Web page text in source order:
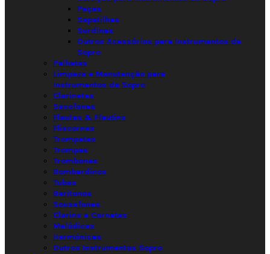
Peças
Sapatilhas
Surdinas
Outros Acessórios para Instrumentos de
Sopro
Palhetas
Limpeza e Manutenção para
Instrumentos de Sopro
Clarinetes
Saxofones
Flautas & Flautins
Fliscornes
Trompetes
Trompas
Trombones
Bombardinos
Tubas
Barítonos
Sousafones
Clarins e Cornetas
Melódicas
Harmónicas
Outros Instrumentos Sopro